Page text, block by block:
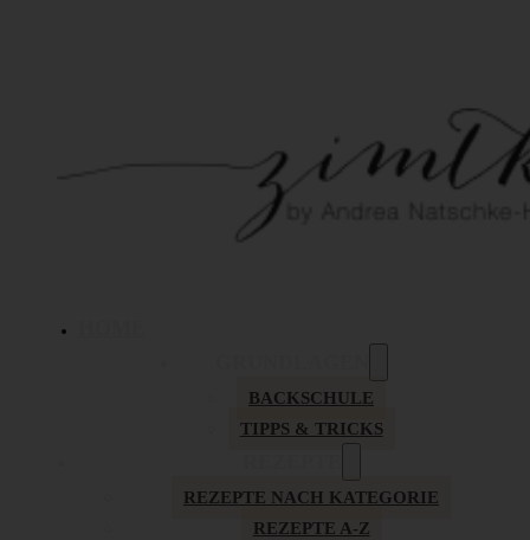
BACKSCHULE
TIPPS & TRICKS
REZEPTE NACH KATEGORIE
REZEPTE A-Z